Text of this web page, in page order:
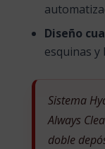
Diseño
esquinas y
Sistema
Always
doble